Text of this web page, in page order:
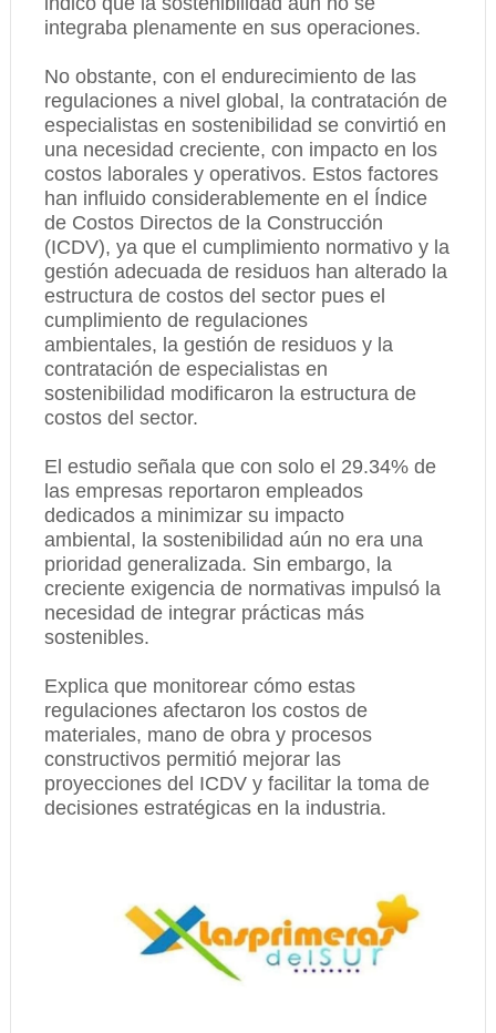
integraba plenamente en sus operaciones.
No obstante, con el endurecimiento de las
regulaciones a nivel global, la contratación de
especialistas en sostenibilidad se convirtió en
una necesidad creciente, con impacto en los
costos laborales y operativos. Estos factores
han influido considerablemente en el Índice
de Costos Directos de la Construcción
(ICDV), ya que el cumplimiento normativo y la
gestión adecuada de residuos han alterado la
estructura de costos del sector pues el
cumplimiento de regulaciones
ambientales, la gestión de residuos y la
contratación de especialistas en
sostenibilidad modificaron la estructura de
costos del sector.
El estudio señala que con solo el 29.34% de
las empresas reportaron empleados
dedicados a minimizar su impacto
ambiental, la sostenibilidad aún no era una
prioridad generalizada. Sin embargo, la
creciente exigencia de normativas impulsó la
necesidad de integrar prácticas más
sostenibles.
Explica que monitorear cómo estas
regulaciones afectaron los costos de
materiales, mano de obra y procesos
constructivos permitió mejorar las
proyecciones del ICDV y facilitar la toma de
decisiones estratégicas en la industria.